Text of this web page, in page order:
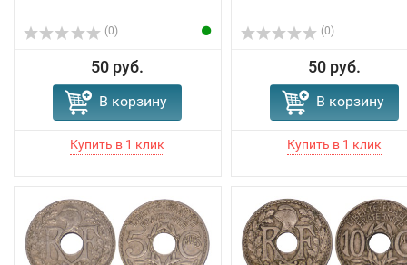
(0)
50 руб.
В корзину
(0)
50 руб.
В корзину